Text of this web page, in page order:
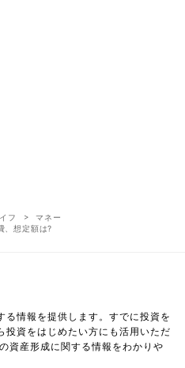
フ
マネー
、想定額は?
る情報を提供します。すでに投資を
投資をはじめたい方にも活用いただ
資産形成に関する情報をわかりや